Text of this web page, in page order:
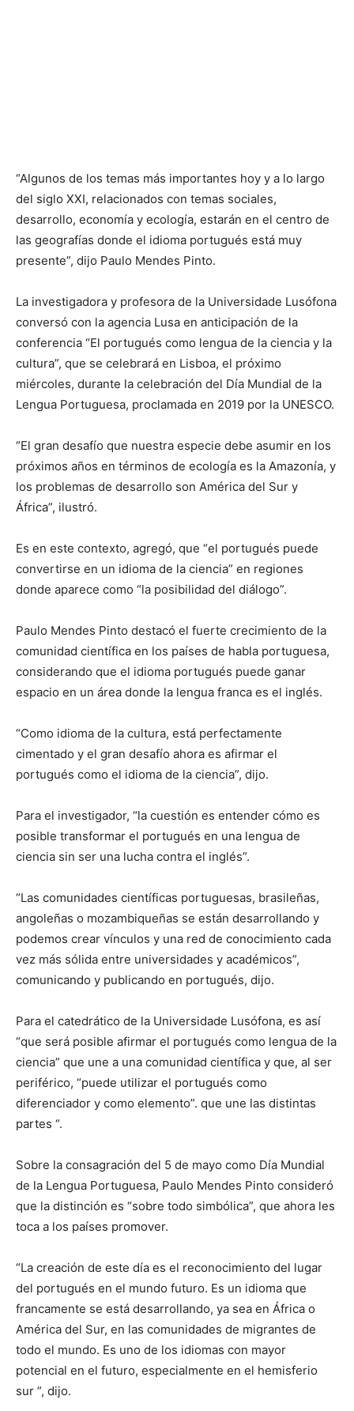
“Algunos de los temas más importantes hoy y a lo largo
del siglo XXI, relacionados con temas sociales,
desarrollo, economía y ecología, estarán en el centro de
las geografías donde el idioma portugués está muy
presente”, dijo Paulo Mendes Pinto.
La investigadora y profesora de la Universidade Lusófona
conversó con la agencia Lusa en anticipación de la
conferencia “El portugués como lengua de la ciencia y la
cultura”, que se celebrará en Lisboa, el próximo
miércoles, durante la celebración del Día Mundial de la
Lengua Portuguesa, proclamada en 2019 por la UNESCO.
“El gran desafío que nuestra especie debe asumir en los
próximos años en términos de ecología es la Amazonía, y
los problemas de desarrollo son América del Sur y
África”, ilustró.
Es en este contexto, agregó, que “el portugués puede
convertirse en un idioma de la ciencia” en regiones
donde aparece como “la posibilidad del diálogo”.
Paulo Mendes Pinto destacó el fuerte crecimiento de la
comunidad científica en los países de habla portuguesa,
considerando que el idioma portugués puede ganar
espacio en un área donde la lengua franca es el inglés.
“Como idioma de la cultura, está perfectamente
cimentado y el gran desafío ahora es afirmar el
portugués como el idioma de la ciencia”, dijo.
Para el investigador, “la cuestión es entender cómo es
posible transformar el portugués en una lengua de
ciencia sin ser una lucha contra el inglés”.
“Las comunidades científicas portuguesas, brasileñas,
angoleñas o mozambiqueñas se están desarrollando y
podemos crear vínculos y una red de conocimiento cada
vez más sólida entre universidades y académicos”,
comunicando y publicando en portugués, dijo.
Para el catedrático de la Universidade Lusófona, es así
“que será posible afirmar el portugués como lengua de la
ciencia” que une a una comunidad científica y que, al ser
periférico, “puede utilizar el portugués como
diferenciador y como elemento”. que une las distintas
partes “.
Sobre la consagración del 5 de mayo como Día Mundial
de la Lengua Portuguesa, Paulo Mendes Pinto consideró
que la distinción es “sobre todo simbólica”, que ahora les
toca a los países promover.
“La creación de este día es el reconocimiento del lugar
del portugués en el mundo futuro. Es un idioma que
francamente se está desarrollando, ya sea en África o
América del Sur, en las comunidades de migrantes de
todo el mundo. Es uno de los idiomas con mayor
potencial en el futuro, especialmente en el hemisferio
sur ”, dijo.